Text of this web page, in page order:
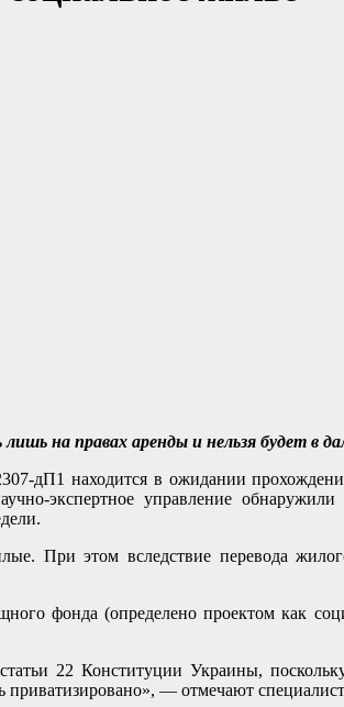
на правах аренды и нельзя будет в
дП1 находится в ожидании
экспертное управление обнаружили
При этом вследствие перевода
фонда (определено проектом как
22 Конституции Украины,
приватизировано», — отмечают